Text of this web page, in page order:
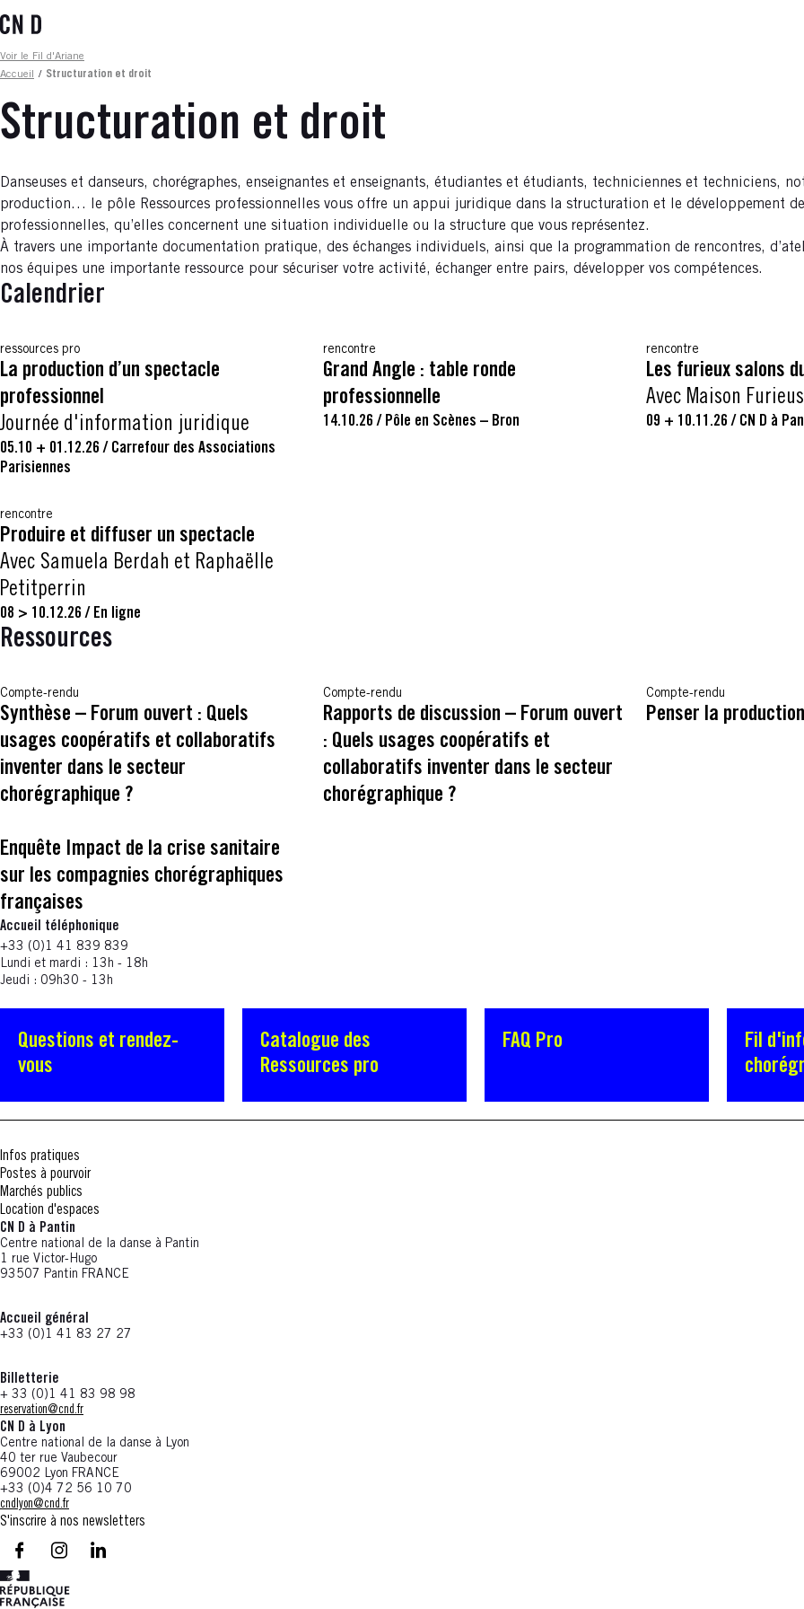
au
principal
Fil d'ariane
Voir le Fil d'Ariane
Accueil
/ Structuration et droit
Structuration et droit
Danseuses et danseurs, chorégraphes, enseignantes et enseignants, étudiantes et étudiants, techniciennes et techniciens,
production… le pôle Ressources professionnelles vous offre un appui juridique dans la structuration et le développement
professionnelles, qu’elles concernent une situation individuelle ou la structure que vous représentez.
À travers une importante documentation pratique, des échanges individuels, ainsi que la programmation de rencontres,
nos équipes une importante ressource pour sécuriser votre activité, échanger entre pairs, développer vos compétences.
Calendrier
ressources pro
La production d’un spectacle
professionnel
Journée d'information juridique
05.10 + 01.12.26 / Carrefour des Associations
Parisiennes
rencontre
Grand Angle : table ronde
professionnelle
14.10.26 / Pôle en Scènes – Bron
rencontre
Les furieux salons
Avec Maison
09 + 10.11.26 / CN D à
rencontre
Produire et diffuser un spectacle
Avec Samuela Berdah et Raphaëlle
Petitperrin
08 > 10.12.26 / En ligne
Ressources
Compte-rendu
Synthèse – Forum ouvert : Quels
usages coopératifs et collaboratifs
inventer dans le secteur
chorégraphique ?
Compte-rendu
Rapports de discussion – Forum ouvert
: Quels usages coopératifs et
collaboratifs inventer dans le secteur
chorégraphique ?
Compte-rendu
Penser la
Enquête Impact de la crise sanitaire
sur les compagnies chorégraphiques
françaises
Accueil téléphonique
+33 (0)1 41 839 839
Lundi et mardi : 13h - 18h
Jeudi : 09h30 - 13h
Questions et rendez-
vous
Catalogue des
Ressources pro
FAQ Pro
Fil
Infos pratiques
Postes à pourvoir
Marchés publics
Location d'espaces
CN D à Pantin
Centre national de la danse à Pantin
1 rue Victor-Hugo
93507 Pantin FRANCE
Accueil général
+33 (0)1 41 83 27 27
Billetterie
+ 33 (0)1 41 83 98 98
reservation@cnd.fr
CN D à Lyon
Centre national de la danse à Lyon
40 ter rue Vaubecour
69002 Lyon FRANCE
+33 (0)4 72 56 10 70
cndlyon@cnd.fr
S'inscrire à nos newsletters
facebook - CN D - Nouvelle fenêtre
instagram - CN D - Nouvelle fenêtre
LinkedIn - CN D - Nouvelle fenêtre